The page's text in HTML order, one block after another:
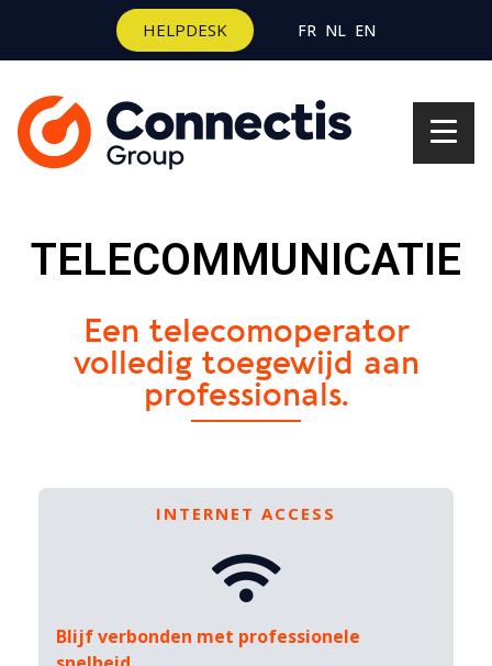
HELPDESK FR NL EN
TELECOMMUNICATIE
Een telecomoperator
volledig toegewijd aan
professionals.
INTERNET ACCESS
Blijf verbonden met professionele